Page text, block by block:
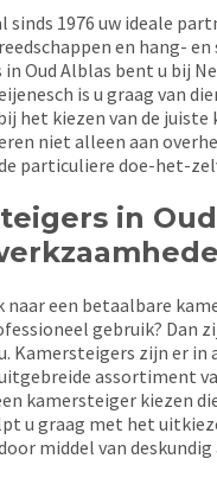
sinds 1976 uw ideale
en hang-
Oud Alblas bent u bij
is u graag van
het kiezen van de
niet alleen aan
particuliere doe-het-
in
naar een betaalbare
gebruik? Dan
Kamersteigers zijn er
assortiment
kamersteiger kiezen
u graag met het
middel van deskundig